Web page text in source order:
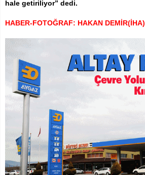
hale getiriliyor” dedi.
HABER-FOTOĞRAF: HAKAN DEMİR(İHA)